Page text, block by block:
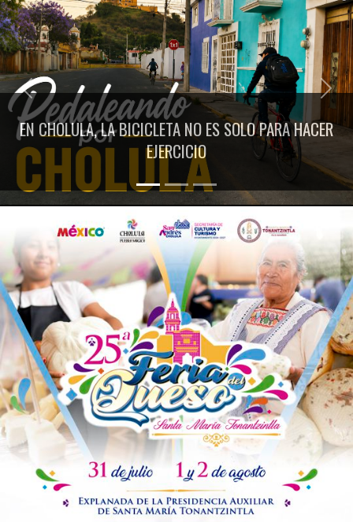
EN CHOLULA, LA BICICLETA NO ES SOLO PARA HACER
EJERCICIO
Previous Next